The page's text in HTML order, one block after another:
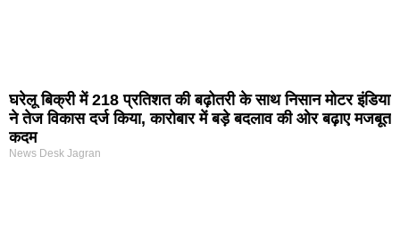
घरेलू बिक्री में 218 प्रतिशत की बढ़ोतरी के साथ निसान मोटर इंडिया
ने तेज विकास दर्ज किया, कारोबार में बड़े बदलाव की ओर बढ़ाए मजबूत
कदम
News Desk Jagran